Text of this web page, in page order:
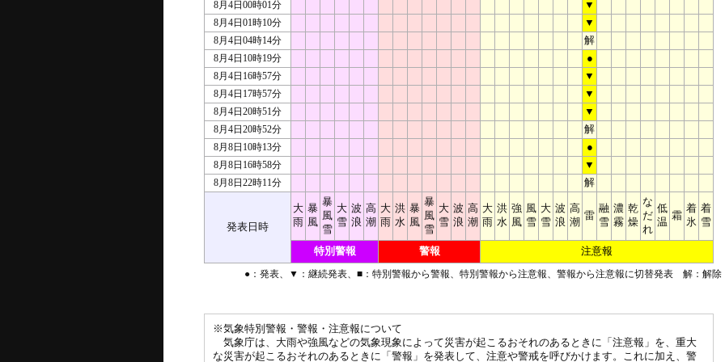
8月4日00時01分
▼
8月4日01時10分
▼
8月4日04時14分
解
8月4日10時19分
●
8月4日16時57分
▼
8月4日17時57分
▼
8月4日20時51分
▼
8月4日20時52分
解
8月8日10時13分
●
8月8日16時58分
▼
8月8日22時11分
解
発表日時
大
雨
暴
風
暴
風
雪
大
雪
波
浪
高
潮
大
雨
洪
水
暴
風
暴
風
雪
大
雪
波
浪
高
潮
大
雨
洪
水
強
風
風
雪
大
雪
波
浪
高
潮
雷
融
雪
濃
霧
乾
燥
な
だ
れ
低
温
霜
着
氷
着
雪
特別警報 警報
注意報
●：発表、▼：継続発表、■：特別警報から警報、特別警報から注意報、警報から注意報に切替発表 解：解除
※気象特別警報・警報・注意報について
気象庁は、大雨や強風などの気象現象によって災害が起こるおそれのあるときに「注意報」を、重大
な災害が起こるおそれのあるときに「警報」を発表して、注意や警戒を呼びかけます。これに加え、警